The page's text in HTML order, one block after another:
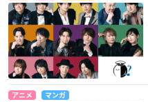
アニメ マンガ